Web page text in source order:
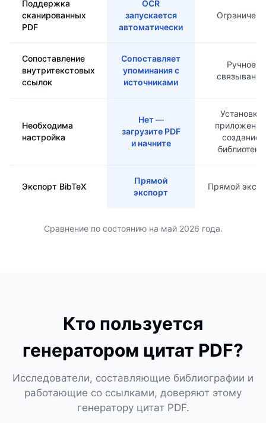
Поддержка
сканированных
PDF
OCR
запускается
автоматически
Ограничена
Сопоставление
внутритекстовых
ссылок
Сопоставляет
упоминания с
источниками
Ручное
связывание
Необходима
настройка
Нет —
загрузите PDF
и начните
Установка
создание
библиотеки
Экспорт BibTeX
Прямой
экспорт
Прямой
Сравнение по состоянию на май 2026 года.
Кто пользуется
генератором цитат PDF?
Исследователи, составляющие библиографии и
работающие со ссылками, доверяют этому
генератору цитат PDF.